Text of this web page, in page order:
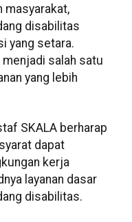
masyarakat,
disabilitas
yang setara.
salah satu
yang lebih
SKALA berharap
dapat
kerja
layanan dasar
disabilitas.